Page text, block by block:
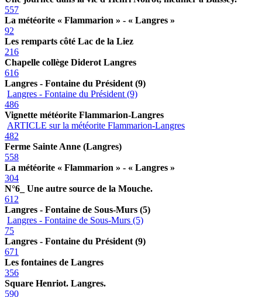
557
La météorite « Flammarion » - « Langres »
92
Les remparts côté Lac de la Liez
216
Chapelle collège Diderot Langres
616
Langres - Fontaine du Président (9)
Langres - Fontaine du Président (9)
486
Vignette météorite Flammarion-Langres
ARTICLE sur la météorite Flammarion-Langres
482
Ferme Sainte Anne (Langres)
558
La météorite « Flammarion » - « Langres »
304
N°6_ Une autre source de la Mouche.
612
Langres - Fontaine de Sous-Murs (5)
Langres - Fontaine de Sous-Murs (5)
75
Langres - Fontaine du Président (9)
671
Les fontaines de Langres
356
Square Henriot. Langres.
590